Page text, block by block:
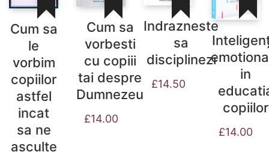
Cum sa
le
vorbim
copiilor
astfel
incat
sa ne
asculte
Cum sa
vorbesti
cu copiii
tai despre
Dumnezeu
£14.00
Indrazneste
sa
disciplinezi
£14.50
in
copiilor
£14.00